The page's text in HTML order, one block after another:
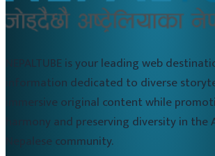
NEPALTUBE is your leading web
information dedicated to diverse
immersive original content while
harmony and preserving diversity in the
Nepalese community.